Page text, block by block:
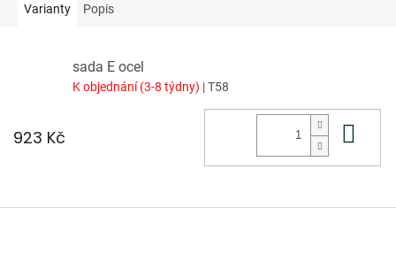
Varianty Popis
sada E ocel
K objednání (3-8 týdny) | T58
923 Kč
Z